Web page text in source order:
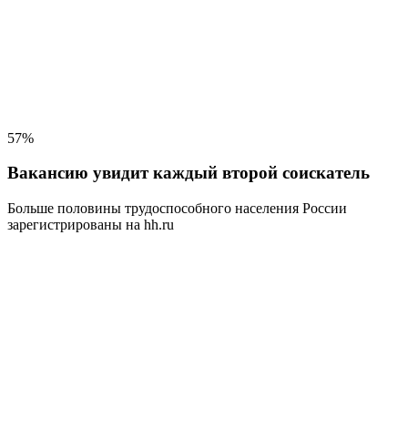
57%
Вакансию увидит каждый второй соискатель
Больше половины трудоспособного населения России
зарегистрированы на hh.ru